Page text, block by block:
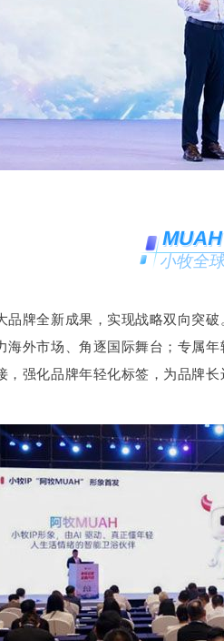
小牧全
品牌全新成果，实现战略双向突
海外市场、角逐国际舞台；专属
，强化品牌年轻化标签，为品牌长